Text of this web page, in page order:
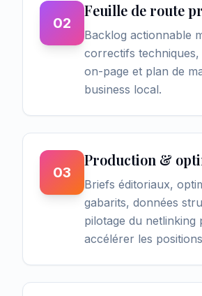
02
Feuille de route
Backlog actionnable
correctifs techniques,
on-page et plan de
business local.
03
Production &
Briefs éditoriaux,
gabarits, données
pilotage du netlinking
accélérer les